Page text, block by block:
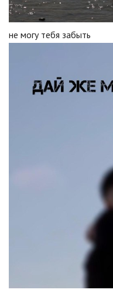
не могу тебя забыть